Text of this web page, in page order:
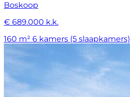
Boskoop
€ 689.000 k.k.
160 m² 6 kamers (5 slaapkamers)